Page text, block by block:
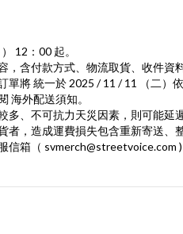
12：00 起。
含付款方式、物流取貨、收件資
將 統一於 2025 / 11 / 11 （二）依
海外配送須知。
、不可抗力天災因素，則可能延遲
，造成運費損失包含重新寄送、
箱（ svmerch@streetvoice.com )